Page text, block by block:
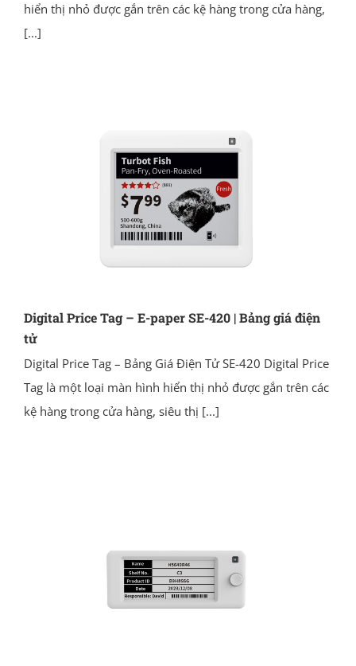
hiển thị nhỏ được gắn trên các kệ hàng trong cửa hàng,
[...]
Digital Price Tag – E-paper SE-420 | Bảng giá điện
tử
Digital Price Tag – Bảng Giá Điện Tử SE-420 Digital Price
Tag là một loại màn hình hiển thị nhỏ được gắn trên các
kệ hàng trong cửa hàng, siêu thị [...]